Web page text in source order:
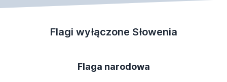
Flagi wyłączone Słowenia
Flaga narodowa